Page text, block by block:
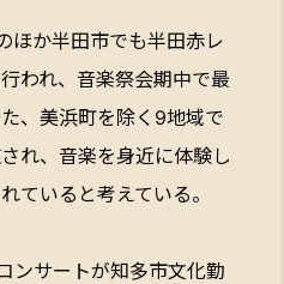
ほか半田市でも半田赤レ
われ、音楽祭会期中で最
、美浜町を除く9地域で
れ、音楽を身近に体験し
ていると考えている。
ンサートが知多市文化勤